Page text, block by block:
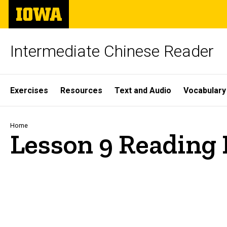
Skip
main
The
University
of
Intermediate Chinese Reader
Site
Main
Navigation
Exercises Resources Text and Audio Vocabulary
Breadcrumb
Home
Lesson 9 Reading